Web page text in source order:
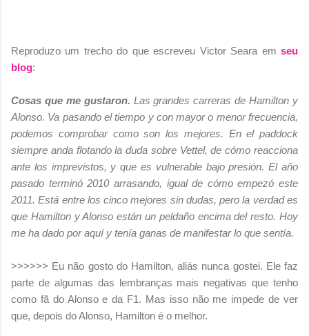
Reproduzo um trecho do que escreveu Victor Seara em seu
blog:
Cosas que me gustaron. Las grandes carreras de Hamilton y
Alonso. Va pasando el tiempo y con mayor o menor frecuencia,
podemos comprobar como son los mejores. En el paddock
siempre anda flotando la duda sobre Vettel, de cómo reacciona
ante los imprevistos, y que es vulnerable bajo presión. El año
pasado terminó 2010 arrasando, igual de cómo empezó este
2011. Está entre los cinco mejores sin dudas, pero la verdad es
que Hamilton y Alonso están un peldaño encima del resto. Hoy
me ha dado por aquí y tenía ganas de manifestar lo que sentía.
>>>>>> Eu não gosto do Hamilton, aliás nunca gostei. Ele faz
parte de algumas das lembranças mais negativas que tenho
como fã do Alonso e da F1. Mas isso não me impede de ver
que, depois do Alonso, Hamilton é o melhor.